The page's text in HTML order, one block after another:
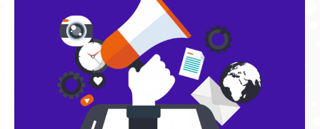
COMUNICATI E NEWS
CONTATTI